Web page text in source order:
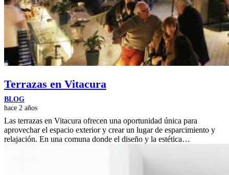
Terrazas en Vitacura
BLOG
hace 2 años
Las terrazas en Vitacura ofrecen una oportunidad única para
aprovechar el espacio exterior y crear un lugar de esparcimiento y
relajación. En una comuna donde el diseño y la estética…